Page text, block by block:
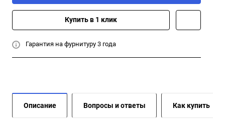
Купить в 1 клик
Гарантия на фурнитуру 3 года
Описание Вопросы и ответы Как купить